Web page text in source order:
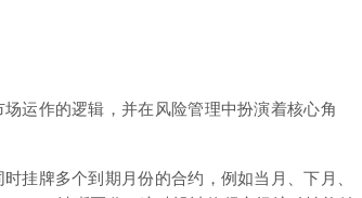
运作的逻辑，并在风险管理中扮演着核心角
挂牌多个到期月份的合约，例如当月、下月、